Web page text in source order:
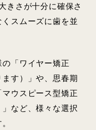
きさが十分に確保さ
スムーズに歯を並
「ワイヤー矯正
ます）」や、思春期
ウスピース型矯正
」など、様々な選択